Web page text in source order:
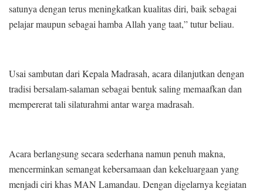
satunya dengan terus meningkatkan kualitas diri, baik sebagai
pelajar maupun sebagai hamba Allah yang taat,” tutur beliau.
Usai sambutan dari Kepala Madrasah, acara dilanjutkan dengan
tradisi bersalam-salaman sebagai bentuk saling memaafkan dan
mempererat tali silaturahmi antar warga madrasah.
Acara berlangsung secara sederhana namun penuh makna,
mencerminkan semangat kebersamaan dan kekeluargaan yang
menjadi ciri khas MAN Lamandau. Dengan digelarnya kegiatan